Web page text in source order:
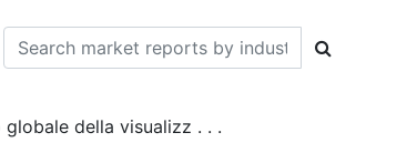
della visualizz . . .